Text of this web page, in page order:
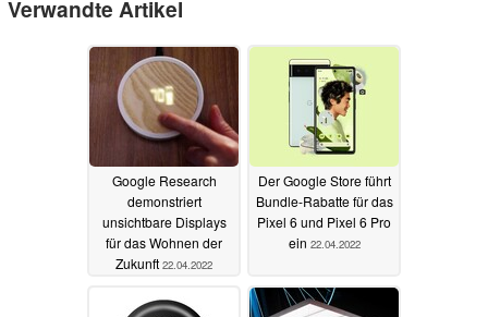
Verwandte Artikel
Google Research
demonstriert
unsichtbare Displays
für das Wohnen der
Zukunft 22.04.2022
Der Google Store führt
Bundle-Rabatte für das
Pixel 6 und Pixel 6 Pro
ein 22.04.2022